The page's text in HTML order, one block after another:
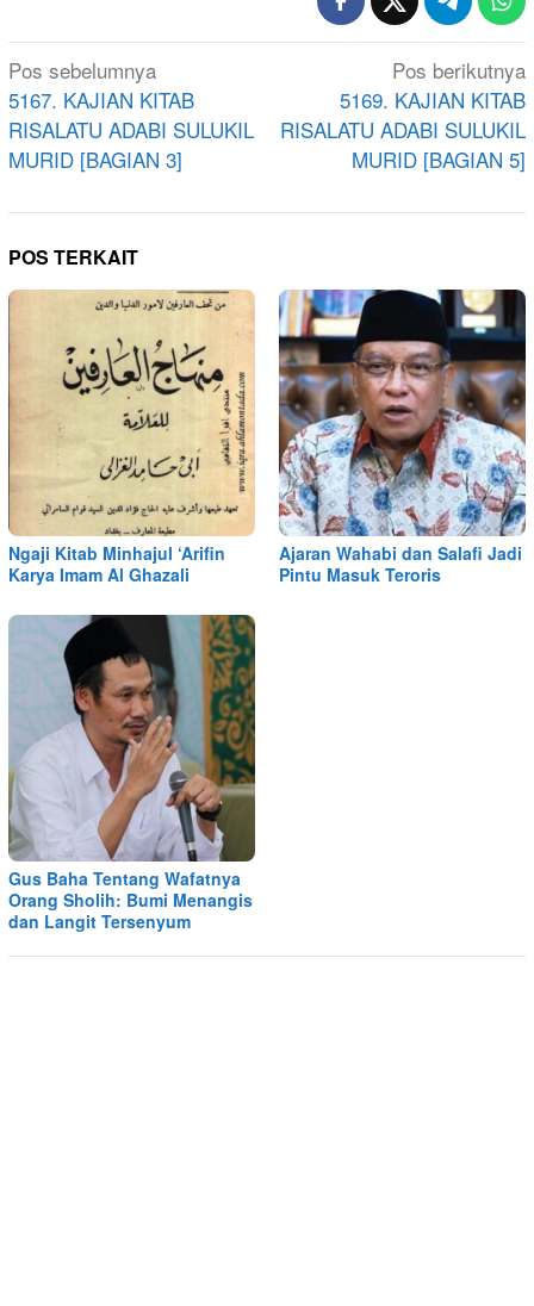
Navigasi
pos
Pos sebelumnya
5167. KAJIAN KITAB
RISALATU ADABI SULUKIL
MURID [BAGIAN 3]
Pos berikutnya
5169. KAJIAN KITAB
RISALATU ADABI SULUKIL
MURID [BAGIAN 5]
POS TERKAIT
Ngaji Kitab Minhajul ‘Arifin
Karya Imam Al Ghazali
Ajaran Wahabi dan Salafi Jadi
Pintu Masuk Teroris
Gus Baha Tentang Wafatnya
Orang Sholih: Bumi Menangis
dan Langit Tersenyum